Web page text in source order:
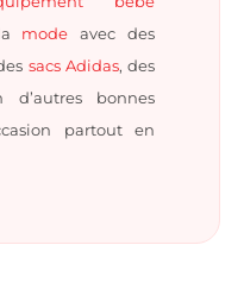
mode avec des
sacs Adidas, des
bonnes
partout en